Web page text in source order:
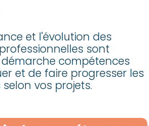
et l'évolution des
sont
démarche compétences
et de faire progresser les
vos projets.